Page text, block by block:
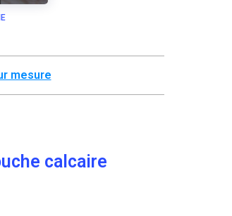
mesure
calcaire